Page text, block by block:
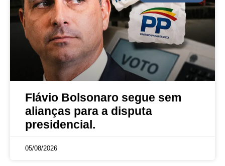
Flávio Bolsonaro segue sem
alianças para a disputa
presidencial.
05/08/2026